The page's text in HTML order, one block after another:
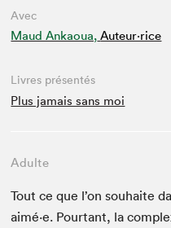
Avec
Maud Ankaoua, Auteur·rice
Livres présentés
Plus jamais sans moi
Adulte
Tout ce que l’on souhaite
aimé·e. Pour­tant, la